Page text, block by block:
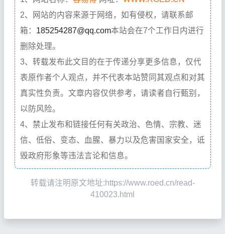
2、网站的内容来源于网络，如有侵权，请联系邮
箱： 185254287@qq.com本站会在7个工作日内进行
删除处理。
3、转载发布此文目的在于传递分享更多信息，仅代
表原作者个人观点，并不代表本站赞同其观点和对其
真实性负责。文章内容仅供参考，请读者自行甄别，
以防风险。
4、禁止发布和链接任何有关政治、色情、宗教、迷
信、低俗、变态、血腥、暴力以及危害国家安全，诋
毁政府形象等违法言论和信息。
转载请注明原文地址:https://www.roed.cn/read-
410023.html